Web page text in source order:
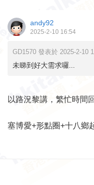
andy92
2025-2-10 16:54
GD1570 發表於 2025-2-10
未睇到好大需求囉...
以路況黎講，繁忙時間
塞博愛+形點圈+十八鄉